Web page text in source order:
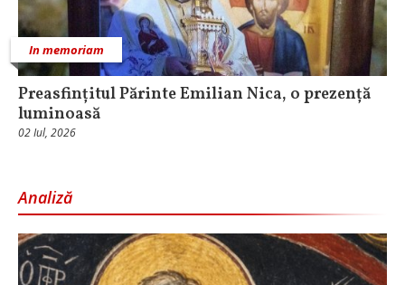
In memoriam
Preasfințitul Părinte Emilian Nica, o prezență
luminoasă
02 Iul, 2026
Analiză